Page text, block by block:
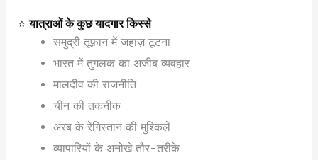
⭐यात्राओं के कुछ यादगार किस्से
समुद्री तूफ़ान में जहाज़ टूटना
भारत में तुगलक का अजीब व्यवहार
मालदीव की राजनीति
चीन की तकनीक
अरब के रेगिस्तान की मुश्किलें
व्यापारियों के अनोखे तौर-तरीके